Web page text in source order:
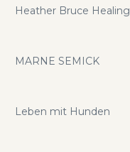
Heather Bruce Healing
MARNE SEMICK
Leben mit Hunden